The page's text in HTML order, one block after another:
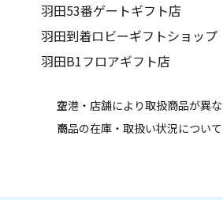
羽田53番ゲートギフト店
羽田到着ロビーギフトショップ
羽田B1フロアギフト店
空港・店舗により取扱商品が異な
商品の在庫・取扱い状況につい